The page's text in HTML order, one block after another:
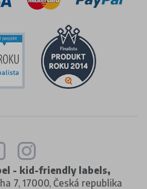
- kid-friendly labels,
7, 17000, Česká republika